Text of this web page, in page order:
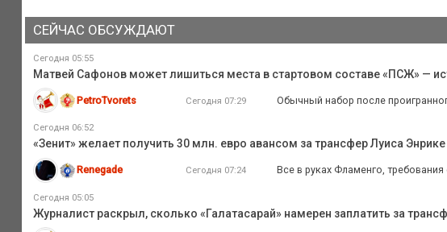
СЕЙЧАС ОБСУЖДАЮТ
Сегодня 05:55
Матвей Сафонов может лишиться места в стартовом составе «ПСЖ» —
PetroTvorets Сегодня 07:29 Обычный набор после
Сегодня 06:52
«Зенит» желает получить 30 млн. евро авансом за трансфер Луиса
Renegade Сегодня 07:24 Все в руках Фламенго,
Сегодня 05:05
Журналист раскрыл, сколько «Галатасарай» намерен заплатить за